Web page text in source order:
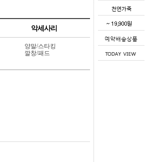
악세사리
양말/스타킹
깔창/패드